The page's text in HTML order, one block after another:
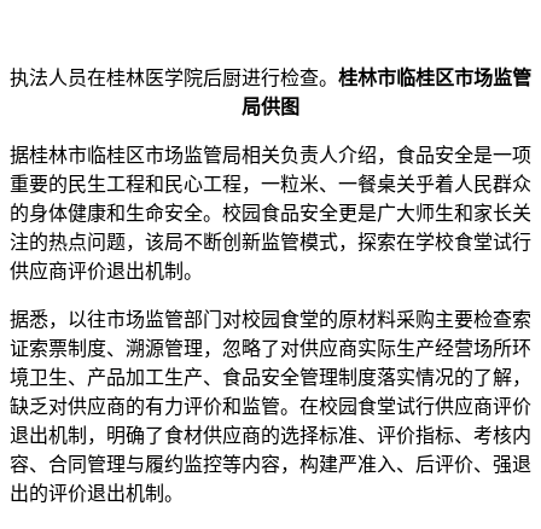
执法人员在桂林医学院后厨进行检查。 桂林市临桂区市场监管
局供图
据桂林市临桂区市场监管局相关负责人介绍，食品安全是一项
重要的民生工程和民心工程，一粒米、一餐桌关乎着人民群众
的身体健康和生命安全。校园食品安全更是广大师生和家长关
注的热点问题，该局不断创新监管模式，探索在学校食堂试行
供应商评价退出机制。
据悉，以往市场监管部门对校园食堂的原材料采购主要检查索
证索票制度、溯源管理，忽略了对供应商实际生产经营场所环
境卫生、产品加工生产、食品安全管理制度落实情况的了解，
缺乏对供应商的有力评价和监管。在校园食堂试行供应商评价
退出机制，明确了食材供应商的选择标准、评价指标、考核内
容、合同管理与履约监控等内容，构建严准入、后评价、强退
出的评价退出机制。